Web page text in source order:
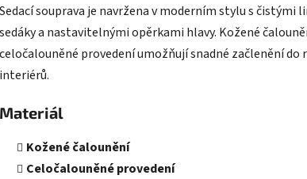
Sedací souprava je navržena v moderním stylu s čistými
sedáky a nastavitelnými opěrkami hlavy. Kožené
celočalouněné provedení umožňují snadné začlenění do
interiérů.
Materiál
Kožené čalounění
Celočalouněné provedení